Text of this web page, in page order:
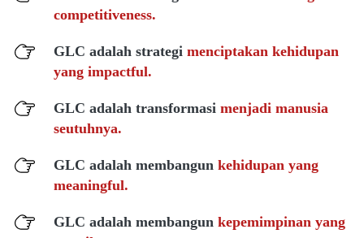
competitiveness.
GLC adalah strategi menciptakan kehidupan
yang impactful.
GLC adalah transformasi menjadi manusia
seutuhnya.
GLC adalah membangun kehidupan yang
meaningful.
GLC adalah membangun kepemimpinan yang